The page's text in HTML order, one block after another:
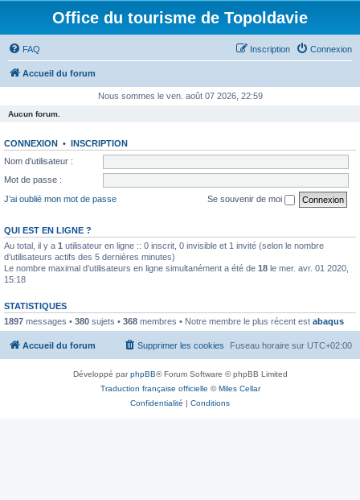
Office du tourisme de Topoldavie
FAQ Connexion
Inscription
Accueil du forum
Nous sommes le ven. août 07 2026, 22:59
Aucun forum.
CONNEXION • INSCRIPTION
Nom d’utilisateur :
Mot de passe :
J’ai oublié mon mot de passe
Se souvenir de moi
QUI EST EN LIGNE ?
Au total, il y a 1 utilisateur en ligne :: 0 inscrit, 0 invisible et 1 invité (selon le nombre
d’utilisateurs actifs des 5 dernières minutes)
Le nombre maximal d’utilisateurs en ligne simultanément a été de 18 le mer. avr. 01 2020,
15:18
STATISTIQUES
1897 messages • 380 sujets • 368 membres • Notre membre le plus récent est abaqus
Accueil du forum Fuseau horaire sur UTC+02:00
Supprimer les cookies
Développé parphpBB® Forum Software © phpBB Limited
Traduction française officielle ©Miles Cellar
Confidentialité | Conditions